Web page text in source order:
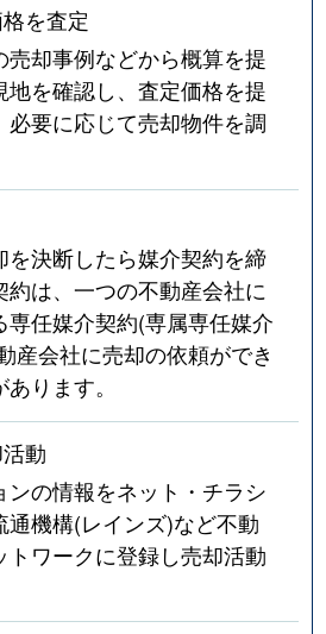
を査定
売却事例などから概算を提
地を確認し、査定価格を提
必要に応じて売却物件を調
を決断したら媒介契約を締
約は、一つの不動産会社に
専任媒介契約(専属専任媒介
産会社に売却の依頼ができ
ります。
動
ンの情報をネット・チラシ
通機構(レインズ)など不動
トワークに登録し売却活動